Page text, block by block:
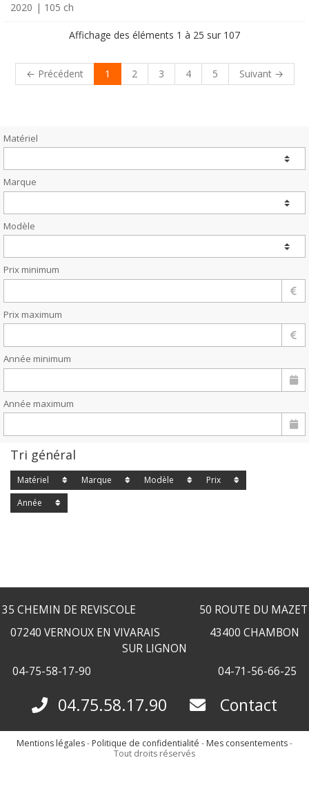
2020
105 ch
Affichage des éléments 1 à 25 sur 107
← Précédent 1 2 3 4 5 Suivant →
Matériel
Marque
Modèle
Prix minimum
Prix maximum
Année minimum
Année maximum
Tri général
Matériel Marque Modèle
Prix
Année
35 CHEMIN DE REVISCOLE 50 ROUTE DU MAZET
07240 VERNOUX EN VIVARAIS 43400 CHAMBON
SUR LIGNON
04-75-58-17-90 04-71-56-66-25
04.75.58.17.90 Contact
Mentions légales- Politique de confidentialité - Mes consentements-
Tout droits réservés